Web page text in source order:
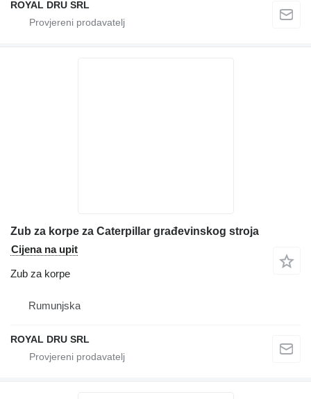
ROYAL DRU SRL
Zub za korpe za Caterpillar građevinskog stroja
Cijena na upit
Zub za korpe
Rumunjska
ROYAL DRU SRL